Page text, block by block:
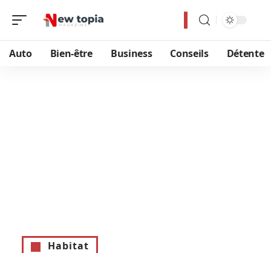
Auto Bien-être Business Conseils Détente
Habitat